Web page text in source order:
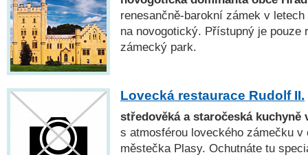
renesančně-barokní zámek v
na novogotický. Přístupný je pouze
zámecký park.
Lovecká restaurace Rudolf II.
středověká a staročeská kuchyně
s atmosférou loveckého zámečku v
městečka Plasy. Ochutnáte tu